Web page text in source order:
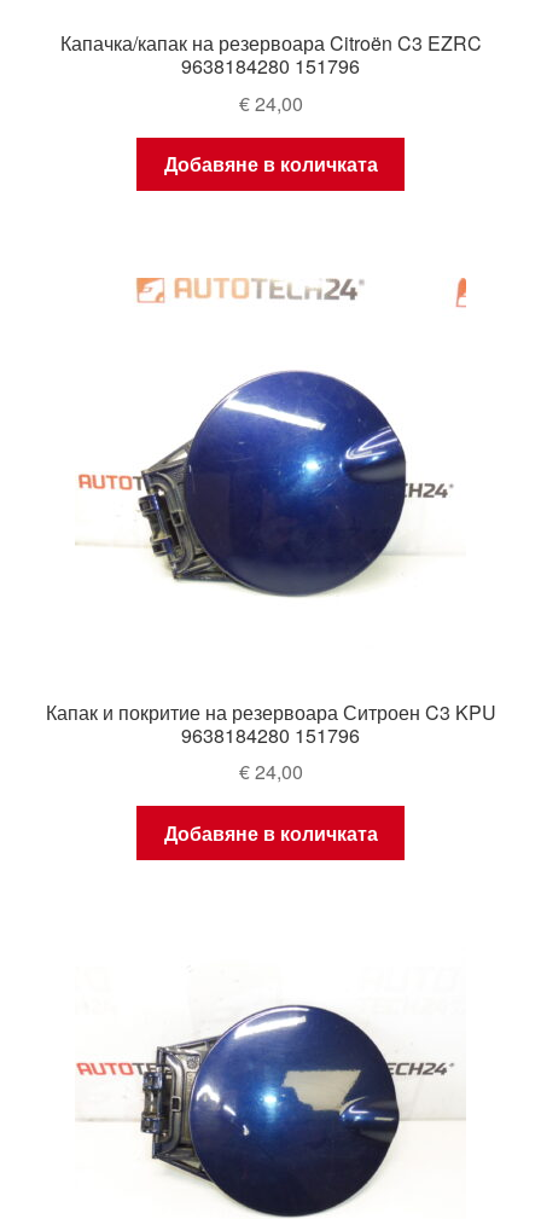
Капачка/капак на резервоара Citroën C3 EZRC
9638184280 151796
€24,00
Добавяне в количката
Капак и покритие на резервоара Ситроен C3 KPU
9638184280 151796
€24,00
Добавяне в количката